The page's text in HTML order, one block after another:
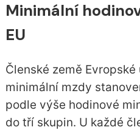
Minimální
EU
Členské země
minimální mzdy
podle výše hodinové
do tří skupin. U každé